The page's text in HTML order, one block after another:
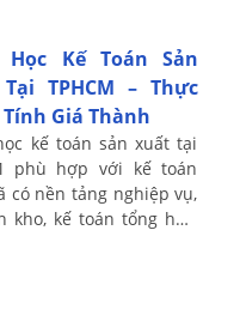
TPHCM – Thực
Giá Thành
kế toán sản xuất tại
phù hợp với kế toán
có nền tảng nghiệp vụ,
kho, kế toán tổng hợp